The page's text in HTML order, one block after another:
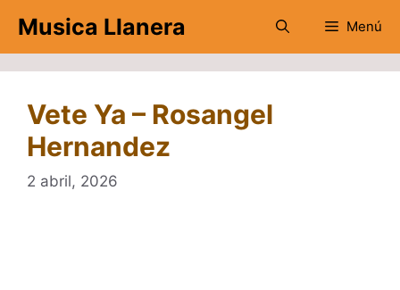
contenido
Musica Llanera Menú
Vete Ya – Rosangel
Hernandez
2 abril, 2026